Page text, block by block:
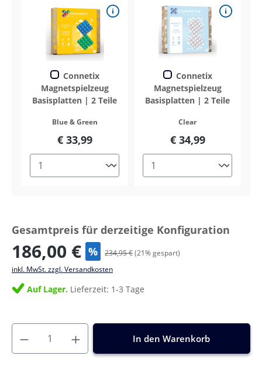
Connetix
Magnetspielzeug
Basisplatten | 2 Teile
Blue & Green
€ 33,99
Connetix
Magnetspielzeug
Basisplatten | 2 Teile
Clear
€ 34,99
Gesamtpreis für derzeitige Konfiguration
186,00 € % 234,95 €(21% gespart)
inkl. MwSt. zzgl. Versandkosten
Auf Lager. Lieferzeit: 1-3 Tage
In den Warenkorb